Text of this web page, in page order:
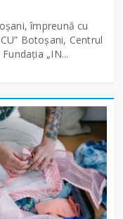
împreună cu
Botoșani, Centrul
„IN...